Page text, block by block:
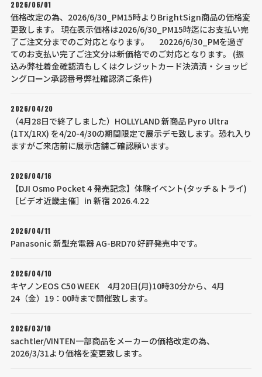
2026/06/01
価格改定の為、2026/6/30_PM15時よりBrightSign商品の価格変
更致します。 現在表示価格は2026/6/30_PM15時迄にお支払い完
了ご注文分までのご対応となります。 20226/6/30_PMを過ぎ
てのお支払い完了ご注文分は新価格でのご対応となります。 (振
込み弊社着金確認済もしくはクレジットカード決済済・ショッピ
ングローン承認番号弊社確認済ご条件)
2026/04/20
（4月28日で終了しました）HOLLYLAND 新商品 Pyro Ultra
(1TX/1RX) を4/20-4/30の期間限定で展示デモ致します。恐れ入り
ますがご来店前に展示店舗ご確認願います。
2026/04/16
【DJI Osmo Pocket 4 発売記念】体験イベント(タッチ＆トライ)
［ビデオ近畿主催］in 新宿 2026.4.22
2026/04/11
Panasonic 新型充電器 AG-BRD70 好評発売中です。
2026/04/10
キヤノンEOS C50 WEEK 4月20日(月)10時30分から、4月
24（金）19：00時まで開催致します。
2026/03/10
sachtler/VINTEN一部商品をメーカーの価格改定の為、
2026/3/31より価格を変更致します。